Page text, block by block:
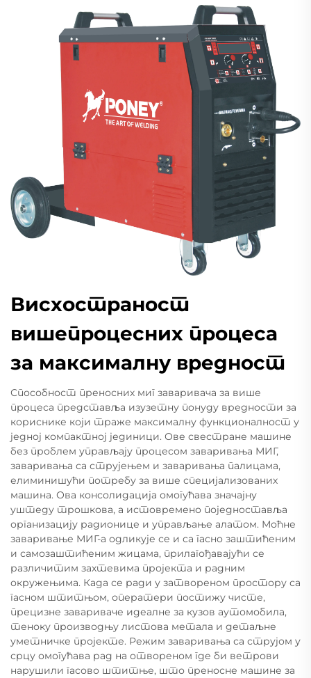
Висхостраност
вишепроцесних процеса
за максималну вредност
Способност преносних миг заваривача за више
процеса представља изузетну понуду вредности за
кориснике који траже максималну функционалност у
једној компактној јединици. Ове свестране машине
без проблем управљају процесом заваривања МИГ,
заваривања са струјењем и заваривања палицама,
елиминишући потребу за више специјализованих
машина. Ова консолидација омогућава значајну
уштеду трошкова, а истовремено поједноставља
организацију радионице и управљање алатом. Моћне
заваривање МИГ-а одликује се и са гасно заштићеним
и самозаштићеним жицама, прилагођавајући се
различитим захтевима пројекта и радним
окружењима. Када се ради у затвореном простору са
гасном штитњом, оператери постижу чисте,
прецизне завариваче идеалне за кузов аутомобила,
теноку производњу листова метала и детаљне
уметничке пројекте. Режим заваривања са струјом у
срцу омогућава рад на отвореном где би ветрови
нарушили гасово штитње, што преносне машине за